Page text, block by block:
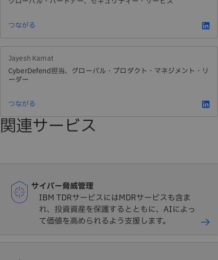
つながる
Jayesh Kamat
CyberDefend担当、グローバル・プロダクト・マネジメント・リ
ーダー
つながる
関連サービス
サイバー脅威管理
IBM TDRサービスにはMDRサービスも含ま
れ、投資資産を保護するとともに、AIによっ
て価値を高められるよう支援します。